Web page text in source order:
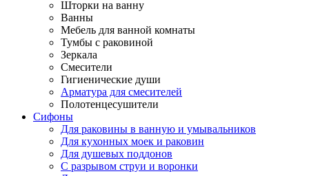
Шторки на ванну
Ванны
Мебель для ванной комнаты
Тумбы с раковиной
Зеркала
Смесители
Гигиенические души
Арматура для смесителей
Полотенцесушители
Сифоны
Для раковины в ванную и умывальников
Для кухонных моек и раковин
Для душевых поддонов
С разрывом струи и воронки